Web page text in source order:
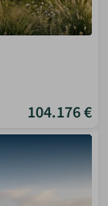
104.176 €